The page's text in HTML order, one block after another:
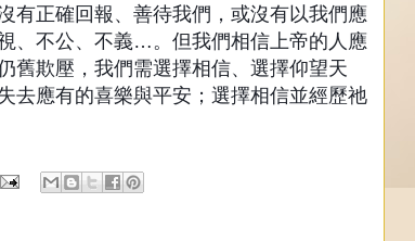
有正確回報、善待我們，或沒有以我們應
、不公、不義…。但我們相信上帝的人應
舊欺壓，我們需選擇相信、選擇仰望天
去應有的喜樂與平安；選擇相信並經歷祂